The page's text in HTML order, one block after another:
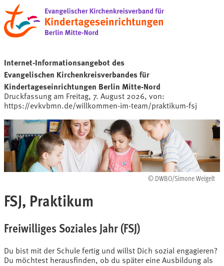
Internet-Informationsangebot des
Evangelischen Kirchenkreisverbandes für
Kindertageseinrichtungen Berlin Mitte-Nord
Druckfassung am Freitag, 7. August 2026, von:
https://evkvbmn.de/willkommen-im-team/praktikum-fsj
© DWBO/Simone Weigelt
FSJ, Praktikum
Freiwilliges Soziales Jahr (FSJ)
Du bist mit der Schule fertig und willst Dich sozial engagieren?
Du möchtest herausfinden, ob du später eine Ausbildung als